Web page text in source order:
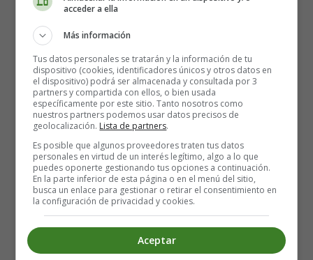
01. Cloudy - Nublado
Recursos Educativos en
Inglés - Tarjetas
Relámpago
acceder a ella
Más información
Tus datos personales se tratarán y la información de tu
dispositivo (cookies, identificadores únicos y otros datos en
el dispositivo) podrá ser almacenada y consultada por 3
partners y compartida con ellos, o bien usada
específicamente por este sitio. Tanto nosotros como
nuestros partners podemos usar datos precisos de
geolocalización. Lista de partners.
Es posible que algunos proveedores traten tus datos
personales en virtud de un interés legítimo, algo a lo que
puedes oponerte gestionando tus opciones a continuación.
En la parte inferior de esta página o en el menú del sitio,
busca un enlace para gestionar o retirar el consentimiento en
la configuración de privacidad y cookies.
Aceptar